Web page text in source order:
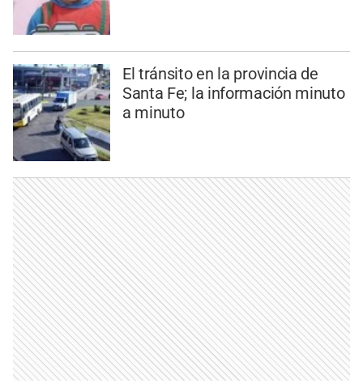
El tránsito en la provincia de
Santa Fe; la información minuto
a minuto